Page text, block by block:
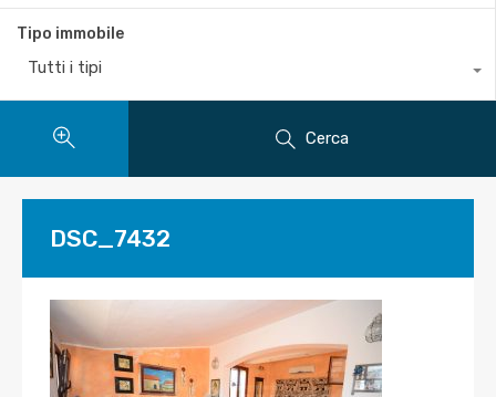
Tipo immobile
Tutti i tipi
Cerca
DSC_7432